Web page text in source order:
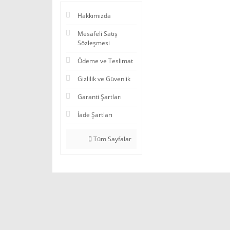
Hakkımızda
Mesafeli Satış
Sözleşmesi
Ödeme ve Teslimat
Gizlilik ve Güvenlik
Garanti Şartları
İade Şartları
Tüm Sayfalar